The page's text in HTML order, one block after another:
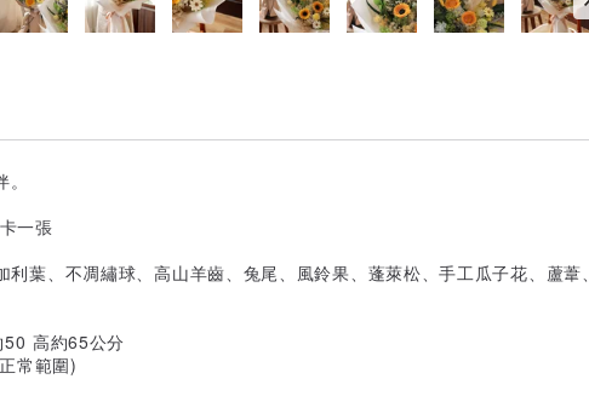
一張
葉、不凋繡球、高山羊齒、兔尾、風鈴果、蓬萊松、手工瓜子花、蘆葦、
高約65公分
常範圍)